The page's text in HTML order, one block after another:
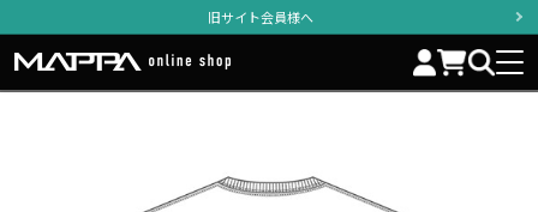
旧サイト会員様へ